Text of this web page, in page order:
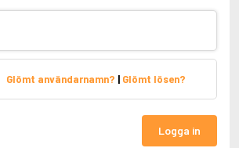
Glömt användarnamn? | Glömt lösen?
Logga in